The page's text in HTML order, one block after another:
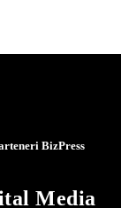
BizPress
Media